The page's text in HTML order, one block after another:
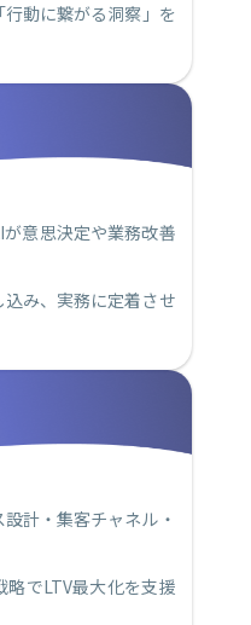
動に繋がる洞察」を
意思決定や業務改善
み、実務に定着させ
計・集客チャネル・
でLTV最大化を支援